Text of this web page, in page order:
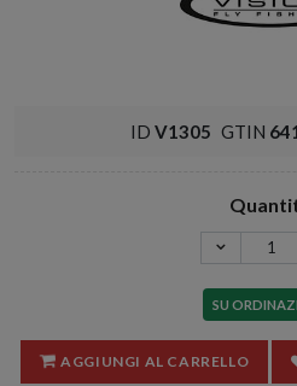
ID V1305 GTIN
SU
AGGIUNGI AL CARRELLO